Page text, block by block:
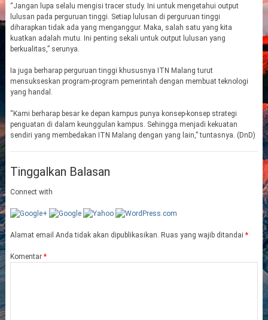
“Jangan lupa selalu mengisi tracer study. Ini untuk mengetahui output
lulusan pada perguruan tinggi. Setiap lulusan di perguruan tinggi
diharapkan tidak ada yang menganggur. Maka, salah satu yang kita
kuatkan adalah mutu. Ini penting sekali untuk output lulusan yang
berkualitas,” serunya.
Ia juga berharap perguruan tinggi khususnya ITN Malang turut
mensukseskan program-program pemerintah dengan membuat teknologi
yang handal.
“Kami berharap besar ke depan kampus punya konsep-konsep strategi
penguatan di dalam keunggulan kampus. Sehingga menjadi kekuatan
sendiri yang membedakan ITN Malang dengan yang lain,” tuntasnya. (DnD)
Tinggalkan Balasan
Connect with
Alamat email Anda tidak akan dipublikasikan. Ruas yang wajib ditandai *
Komentar *